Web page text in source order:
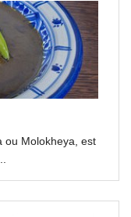
ou Molokheya, est